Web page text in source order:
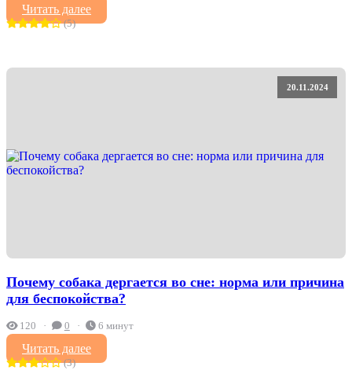
Читать далее
(5)
20.11.2024
Почему собака дергается во сне: норма или причина
для беспокойства?
120 0 6 минут
Читать далее
(3)